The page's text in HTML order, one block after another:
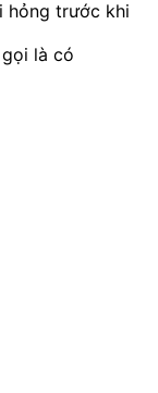
hỏng trước khi
là có